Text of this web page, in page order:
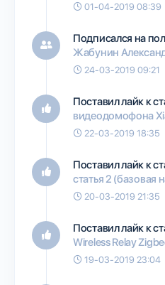
01-04-2019 08:39
Подписался на
Жабунин
24-03-2019 09:21
Поставил лайк к
видеодомофона
22-03-2019 18:35
Поставил лайк к
статья 2 (базовая
20-03-2019 21:35
Поставил лайк к
Wireless Relay
19-03-2019 23:04